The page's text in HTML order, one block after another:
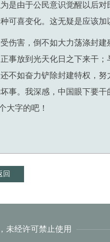
是由于公民意识觉醒以后
可喜变化。这无疑是应该加
伤害，倒不如大力荡涤封建
事放到光天化日之下来干；
不如奋力铲除封建特权，
事。我深感，中国眼下要
大字的吧！
回
未经许可禁止使用